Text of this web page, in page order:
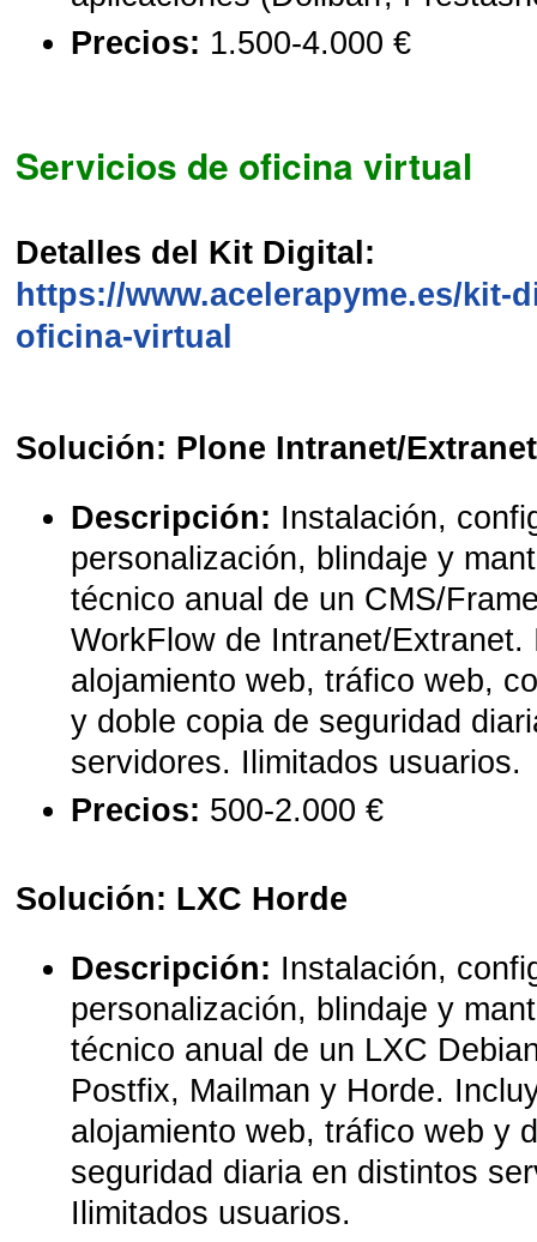
Precios: 1.500-4.000 €
Servicios de oficina virtual
Detalles del Kit Digital:
https://www.acelerapyme.es/kit-
oficina-virtual
Solución: Plone Intranet/Extranet
Descripción: Instalación,
personalización, blindaje y
técnico anual de un CMS/
WorkFlow de Intranet/Extranet.
alojamiento web, tráfico web,
y doble copia de seguridad
servidores. Ilimitados usuarios.
Precios: 500-2.000 €
Solución: LXC Horde
Descripción: Instalación,
personalización, blindaje y
técnico anual de un LXC
Postfix, Mailman y Horde.
alojamiento web, tráfico web y
seguridad diaria en distintos
Ilimitados usuarios.